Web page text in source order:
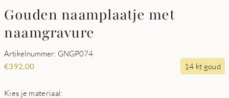
Gouden naamplaatje met
naamgravure
Artikelnummer: GNGP074
€392,00 14 kt goud
Kies je materiaal: